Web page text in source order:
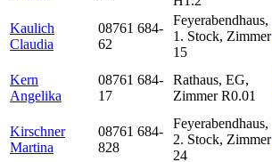
Kaulich
Claudia
08761 684-
62
Feyerabendhaus,
1. Stock, Zimmer
15
Kern
Angelika
08761 684-
17
Rathaus, EG,
Zimmer R0.01
Kirschner
Martina
08761 684-
828
Feyerabendhaus,
2. Stock, Zimmer
24